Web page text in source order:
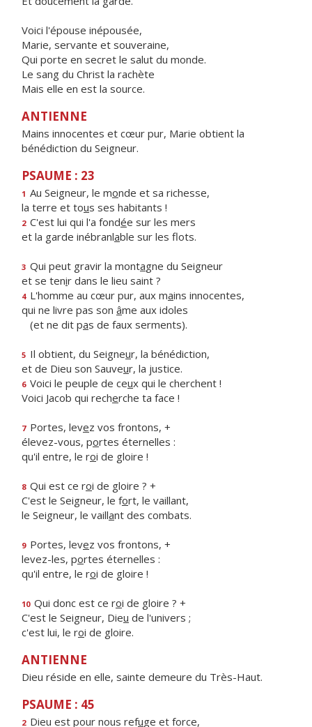
Voici l'épouse inépousée,
Marie, servante et souveraine,
Qui porte en secret le salut du monde.
Le sang du Christ la rachète
Mais elle en est la source.
ANTIENNE
Mains innocentes et cœur pur, Marie obtient la
bénédiction du Seigneur.
PSAUME : 23
1 Au Seigneur, le monde et sa richesse,
la terre et tous ses habitants !
2 C'est lui qui l'a fondée sur les mers
et la garde inébranlable sur les flots.
3 Qui peut gravir la montagne du Seigneur
et se tenir dans le lieu saint ?
4 L'homme au cœur pur, aux mains innocentes,
qui ne livre pas son âme aux idoles
(et ne dit pas de faux serments).
5 Il obtient, du Seigneur, la bénédiction,
et de Dieu son Sauveur, la justice.
6 Voici le peuple de ceux qui le cherchent !
Voici Jacob qui recherche ta face !
7 Portes, levez vos frontons, +
élevez-vous, portes éternelles :
qu'il entre, le roi de gloire !
8 Qui est ce roi de gloire ? +
C'est le Seigneur, le fort, le vaillant,
le Seigneur, le vaillant des combats.
9 Portes, levez vos frontons, +
levez-les, portes éternelles :
qu'il entre, le roi de gloire !
10 Qui donc est ce roi de gloire ? +
C'est le Seigneur, Dieu de l'univers ;
c'est lui, le roi de gloire.
ANTIENNE
Dieu réside en elle, sainte demeure du Très-Haut.
PSAUME : 45
2 Dieu est pour nous refuge et force,